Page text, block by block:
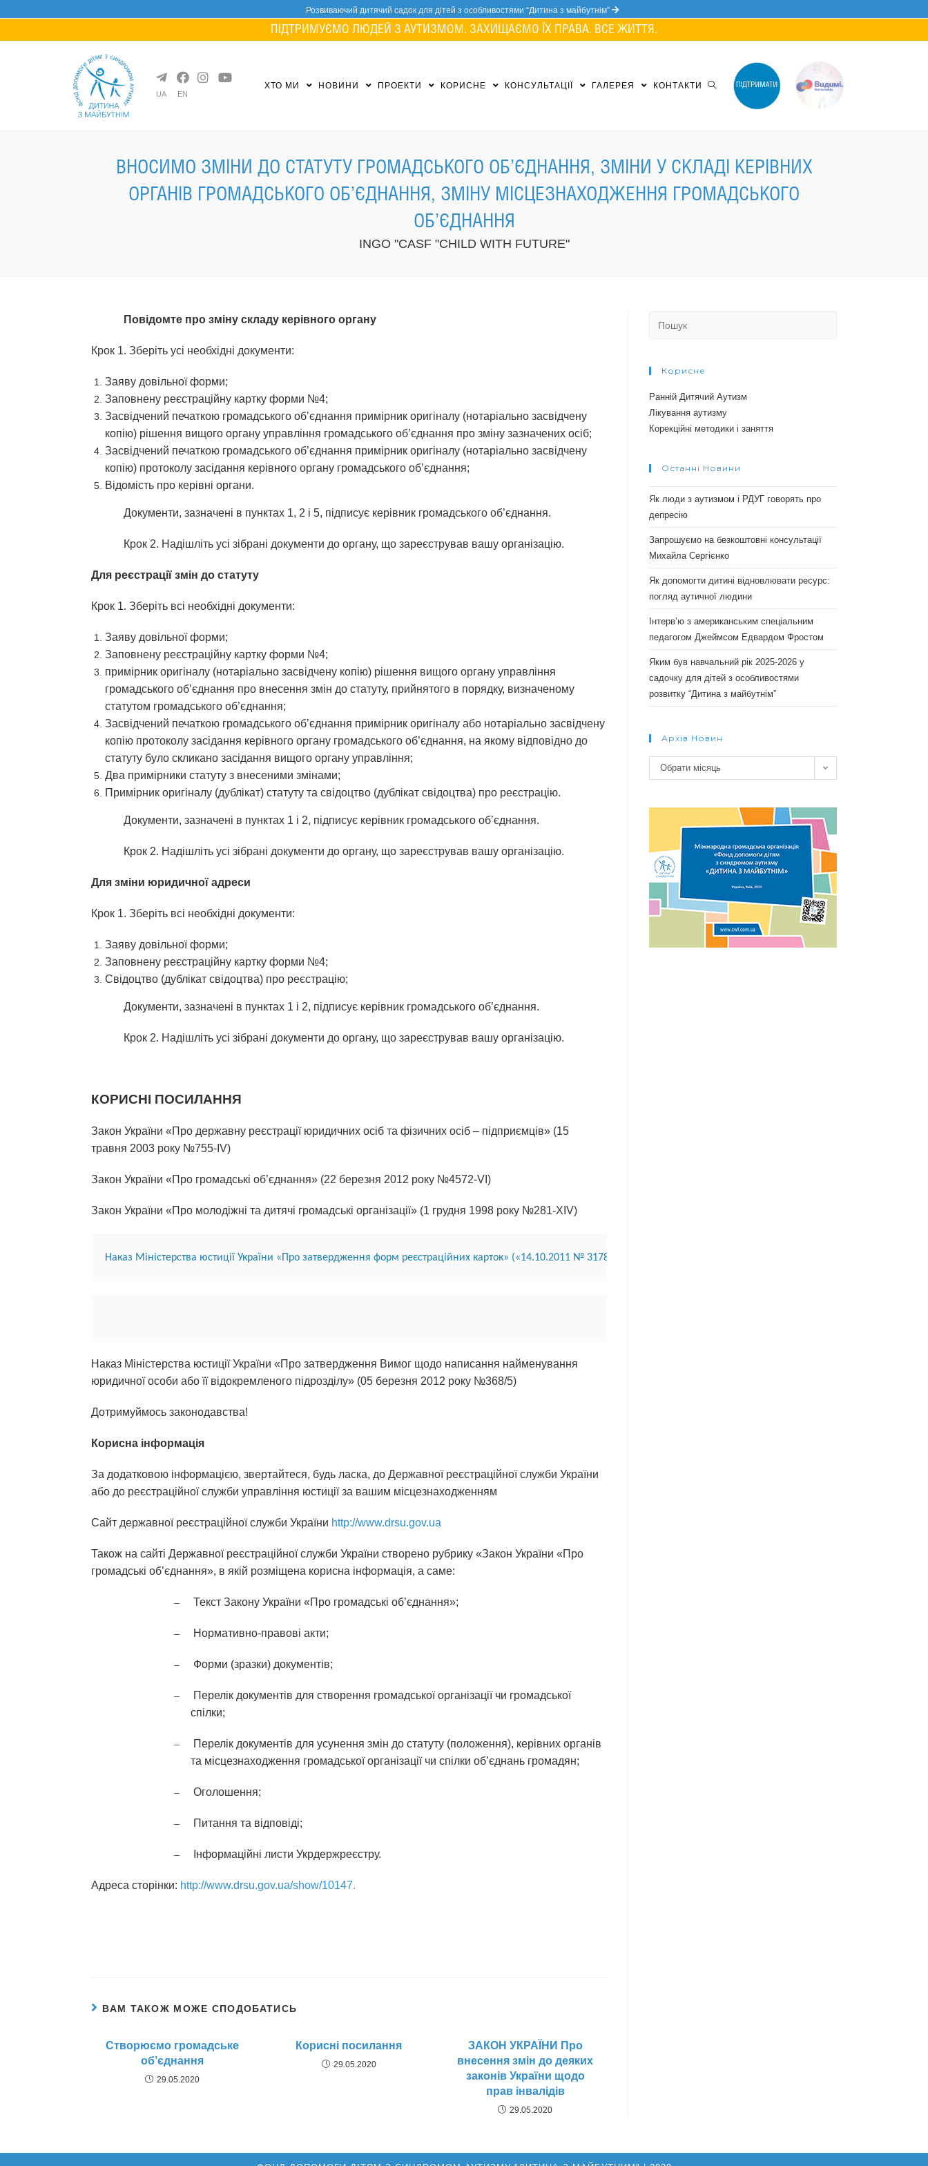
content
Розвиваючий дитячий садок для дітей з особливостями “Дитина з майбутнім”
ПІДТРИМУЄМО ЛЮДЕЙ З АУТИЗМОМ. ЗАХИЩАЄМО ЇХ ПРАВА. ВСЕ ЖИТТЯ.
UA EN
ХТО МИ НОВИНИ ПРОЕКТИ КОРИСНЕ КОНСУЛЬТАЦІЇ ГАЛЕРЕЯ КОНТАКТИ
ВНОСИМО ЗМІНИ ДО СТАТУТУ ГРОМАДСЬКОГО ОБ’ЄДНАННЯ, ЗМІНИ У СКЛАДІ КЕРІВНИХ
ОРГАНІВ ГРОМАДСЬКОГО ОБ’ЄДНАННЯ, ЗМІНУ МІСЦЕЗНАХОДЖЕННЯ ГРОМАДСЬКОГО
ОБ’ЄДНАННЯ
INGO "CASF "CHILD WITH FUTURE"
Повідомте про зміну складу керівного органу
Крок 1. Зберіть усі необхідні документи:
Заяву довільної форми;
Заповнену реєстраційну картку форми №4;
Засвідчений печаткою громадського об’єднання примірник оригіналу (нотаріально засвідчену
копію) рішення вищого органу управління громадського об’єднання про зміну зазначених осіб;
Засвідчений печаткою громадського об’єднання примірник оригіналу (нотаріально засвідчену
копію) протоколу засідання керівного органу громадського об’єднання;
Відомість про керівні органи.
Документи, зазначені в пунктах 1, 2 і 5, підписує керівник громадського об’єднання.
Крок 2. Надішліть усі зібрані документи до органу, що зареєстрував вашу організацію.
Для реєстрації змін до статуту
Крок 1. Зберіть всі необхідні документи:
Заяву довільної форми;
Заповнену реєстраційну картку форми №4;
примірник оригіналу (нотаріально засвідчену копію) рішення вищого органу управління
громадського об’єднання про внесення змін до статуту, прийнятого в порядку, визначеному
статутом громадського об’єднання;
Засвідчений печаткою громадського об’єднання примірник оригіналу або нотаріально засвідчену
копію протоколу засідання керівного органу громадського об’єднання, на якому відповідно до
статуту було скликано засідання вищого органу управління;
Два примірники статуту з внесеними змінами;
Примірник оригіналу (дублікат) статуту та свідоцтво (дублікат свідоцтва) про реєстрацію.
Документи, зазначені в пунктах 1 і 2, підписує керівник громадського об’єднання.
Крок 2. Надішліть усі зібрані документи до органу, що зареєстрував вашу організацію.
Для зміни юридичної адреси
Крок 1. Зберіть всі необхідні документи:
Заяву довільної форми;
Заповнену реєстраційну картку форми №4;
Свідоцтво (дублікат свідоцтва) про реєстрацію;
Документи, зазначені в пунктах 1 і 2, підписує керівник громадського об’єднання.
Крок 2. Надішліть усі зібрані документи до органу, що зареєстрував вашу організацію.
КОРИСНІ ПОСИЛАННЯ
Закон України «Про державну реєстрації юридичних осіб та фізичних осіб – підприємців» (15
травня 2003 року №755-IV)
Закон України «Про громадські об’єднання» (22 березня 2012 року №4572-VI)
Закон України «Про молодіжні та дитячі громадські організації» (1 грудня 1998 року №281-XIV)
Наказ Міністерства юстиції України «Про затвердження форм реєстраційних карток» («14.10.2011 № 3178/5)
Наказ Міністерства юстиції України «Про затвердження Вимог щодо написання найменування
юридичної особи або її відокремленого підрозділу» (05 березня 2012 року №368/5)
Дотримуймось законодавства!
Корисна інформація
За додатковою інформацією, звертайтеся, будь ласка, до Державної реєстраційної служби України
або до реєстраційної служби управління юстиції за вашим місцезнаходженням
Сайт державної реєстраційної служби України http://www.drsu.gov.ua
Також на сайті Державної реєстраційної служби України створено рубрику «Закон України «Про
громадські об’єднання», в якій розміщена корисна інформація, а саме:
– Текст Закону України «Про громадські об’єднання»;
– Нормативно-правові акти;
– Форми (зразки) документів;
–
Перелік документів для створення громадської організації чи громадської
спілки;
–
Перелік документів для усунення змін до статуту (положення), керівних органів
та місцезнаходження громадської організації чи спілки об’єднань громадян;
– Оголошення;
– Питання та відповіді;
– Інформаційні листи Укрдержреєстру.
Адреса сторінки: http://www.drsu.gov.ua/show/10147.
ВАМ ТАКОЖ МОЖЕ СПОДОБАТИСЬ
Створюємо громадське
об’єднання
29.05.2020
Корисні посилання
29.05.2020
ЗАКОН УКРАЇНИ Про
внесення змін до деяких
законів України щодо
прав інвалідів
29.05.2020
Корисне
Ранній Дитячий Аутизм
Лікування аутизму
Корекційні методики і заняття
Останні Новини
Як люди з аутизмом і РДУГ говорять про
депресію
Запрошуємо на безкоштовні консультації
Михайла Сергієнко
Як допомогти дитині відновлювати ресурс:
погляд аутичної людини
Інтерв’ю з американським спеціальним
педагогом Джеймсом Едвардом Фростом
Яким був навчальний рік 2025-2026 у
садочку для дітей з особливостями
розвитку “Дитина з майбутнім”
Архів Новин
Архів
новин
Обрати місяць